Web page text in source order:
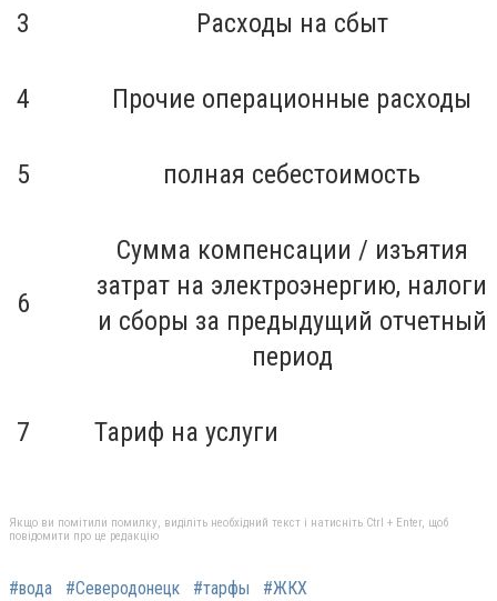
3 Расходы на сбыт
4 Прочие операционные расходы
5 полная себестоимость
6
Сумма компенсации / изъятия
затрат на электроэнергию, налоги
и сборы за предыдущий отчетный
период
7 Тариф на услуги
Якщо ви помітили помилку, виділіть необхідний текст і натисніть Ctrl + Enter, щоб
повідомити про це редакцію
#вода #Северодонецк #тарфы #ЖКХ